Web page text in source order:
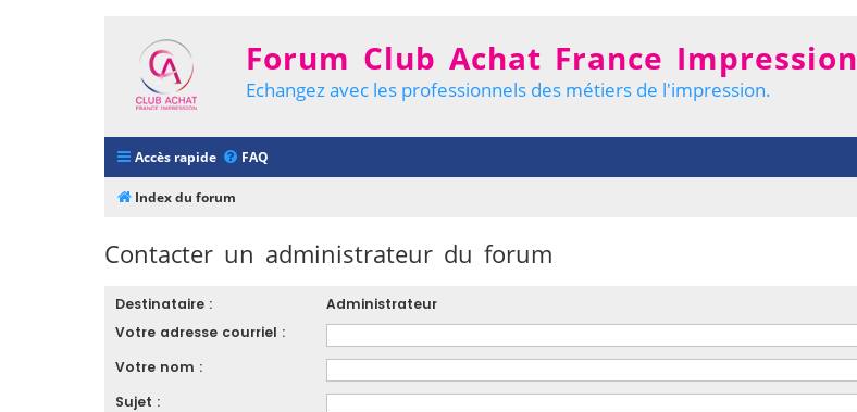
Forum Club Achat France Impression
Echangez avec les professionnels des métiers de l'impression.
Accès rapide FAQ
Index du forum
Contacter un administrateur du forum
Destinataire :
Administrateur
Votre adresse courriel :
Votre nom :
Sujet :